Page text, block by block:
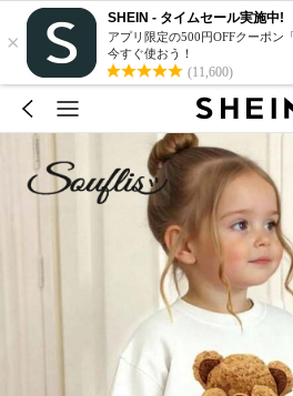
×
SHEIN - タイムセール実施中!
アプリ限定の500円OFFクーポン
今すぐ使おう！
(11,600)